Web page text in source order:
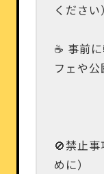
ください）
☕ 事前
フェや公
🚫禁止
めに）